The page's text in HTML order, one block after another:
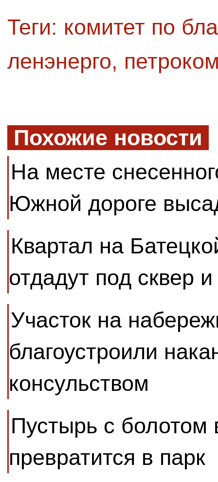
Теги: комитет по
ленэнерго,
Похожие новости
На месте
Южной дороге
Квартал на
отдадут под сквер
Участок на
благоустроили
консульством
Пустырь с болотом
превратится в парк